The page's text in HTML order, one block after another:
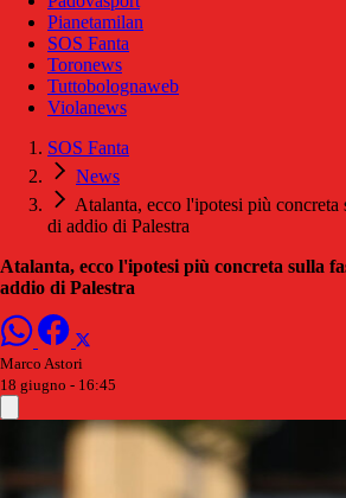
Pianetamilan
SOS Fanta
Toronews
Tuttobolognaweb
Violanews
SOS Fanta
News
Atalanta, ecco l'ipotesi più concreta
di addio di Palestra
Atalanta, ecco l'ipotesi più concreta sulla
addio di Palestra
Marco Astori
18 giugno - 16:45